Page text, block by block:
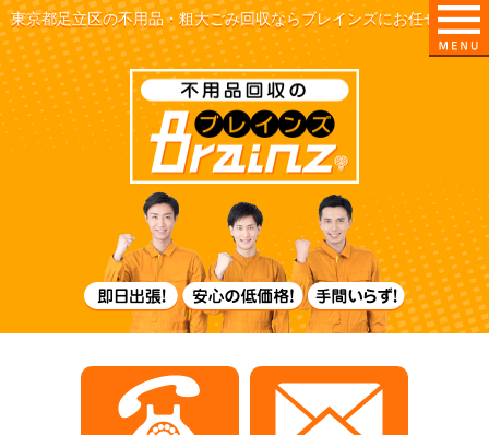
東京都足立区の不用品・粗大ごみ回収ならブレインズにお任せ！
即日出張！
電話でお問合せ